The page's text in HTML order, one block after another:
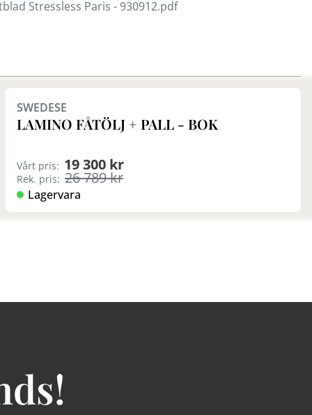
Stressless Paris - 930912.pdf
Finns i fler val (6)
SWEDESE
LAMINO FÅTÖLJ + PALL - BOK
Vårt pris: 19 300 kr
Rek. pris: 26 789 kr
Lagervara